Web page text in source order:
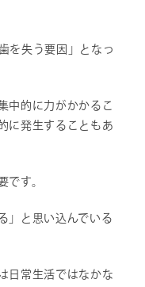
を失う要因」となっ
中的に力がかかるこ
に発生することもあ
です。
」と思い込んでいる
日常生活ではなかな